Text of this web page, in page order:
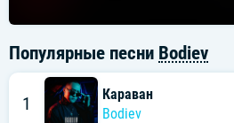
Популярные песни Bodiev
1
Караван
Bodiev